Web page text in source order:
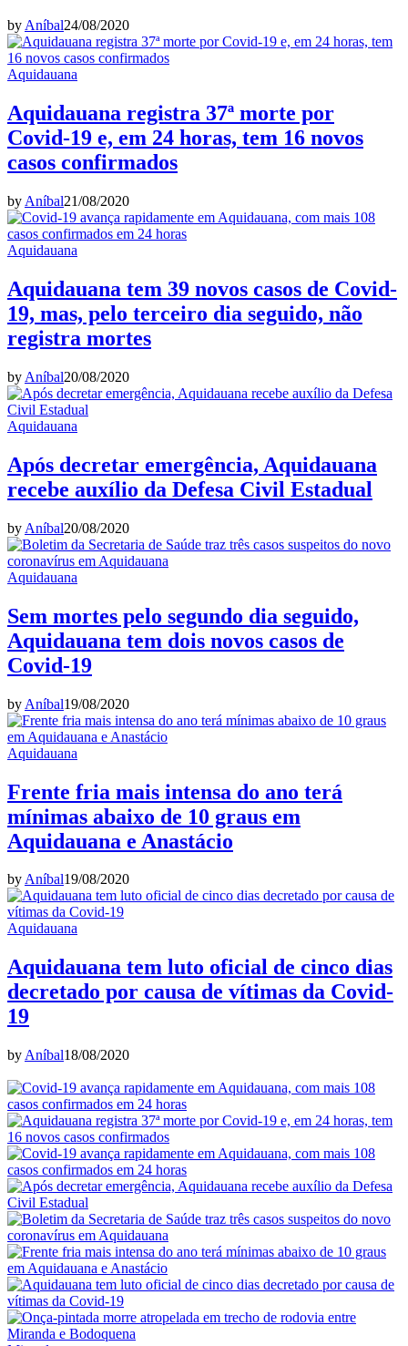
by Aníbal24/08/2020
Aquidauana
Aquidauana registra 37ª morte por
Covid-19 e, em 24 horas, tem 16 novos
casos confirmados
by Aníbal21/08/2020
Aquidauana
Aquidauana tem 39 novos casos de Covid-
19, mas, pelo terceiro dia seguido, não
registra mortes
by Aníbal20/08/2020
Aquidauana
Após decretar emergência, Aquidauana
recebe auxílio da Defesa Civil Estadual
by Aníbal20/08/2020
Aquidauana
Sem mortes pelo segundo dia seguido,
Aquidauana tem dois novos casos de
Covid-19
by Aníbal19/08/2020
Aquidauana
Frente fria mais intensa do ano terá
mínimas abaixo de 10 graus em
Aquidauana e Anastácio
byAníbal19/08/2020
Aquidauana
Aquidauana tem luto oficial de cinco dias
decretado por causa de vítimas da Covid-
19
by Aníbal18/08/2020